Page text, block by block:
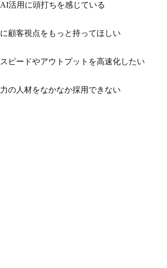
活用に頭打ちを感じている
顧客視点をもっと持ってほしい
ピードやアウトプットを高速化したい
の人材をなかなか採用できない